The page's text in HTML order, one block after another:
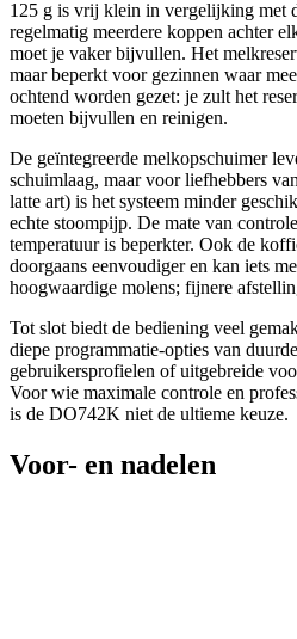
125 g is vrij klein in vergelijking met
regelmatig meerdere koppen achter
moet je vaker bijvullen. Het
maar beperkt voor gezinnen waar
ochtend worden gezet: je zult het
moeten bijvullen en reinigen.
De geïntegreerde melkopschuimer
schuimlaag, maar voor liefhebbers
latte art) is het systeem minder
echte stoompijp. De mate van
temperatuur is beperkter. Ook de
doorgaans eenvoudiger en kan iets
hoogwaardige molens; fijnere
Tot slot biedt de bediening veel
diepe programmatie-opties van
gebruikersprofielen of uitgebreide
Voor wie maximale controle en
is de DO742K niet de ultieme keuze.
Voor- en nadelen